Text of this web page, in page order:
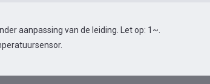
aanpassing van de leiding. Let op: 1~.